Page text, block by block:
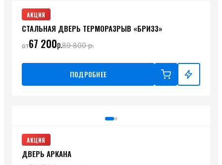
АКЦИЯ
СТАЛЬНАЯ ДВЕРЬ ТЕРМОРАЗРЫВ «БРИЗЗ»
от67 200р.89 800р.
ПОДРОБНЕЕ
АКЦИЯ
ДВЕРЬ АРКАНА